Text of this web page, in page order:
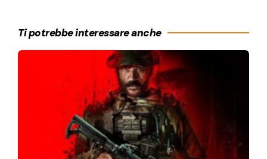
Ti potrebbe interessare anche